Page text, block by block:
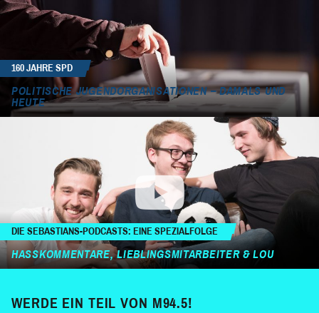
160 JAHRE SPD
POLITISCHE JUGENDORGANISATIONEN – DAMALS UND
HEUTE
DIE SEBASTIANS-PODCASTS: EINE SPEZIALFOLGE
HASSKOMMENTARE, LIEBLINGSMITARBEITER & LOU
WERDE EIN TEIL VON M94.5!